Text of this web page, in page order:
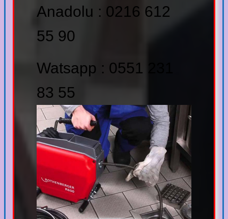
Anadolu : 0216 612
55 90
Watsapp : 0551 231
83 55